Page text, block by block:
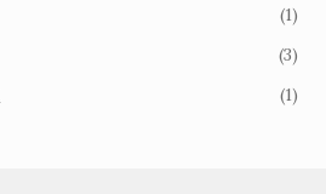
(1)
(3)
(1)